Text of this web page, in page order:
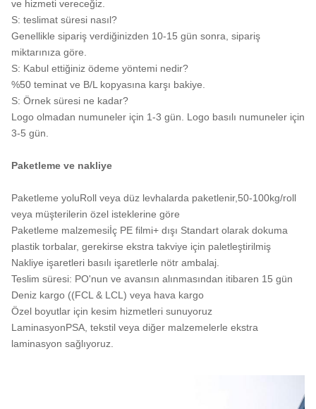
ve hizmeti vereceğiz.
S: teslimat süresi nasıl?
Genellikle sipariş verdiğinizden 10-15 gün sonra, sipariş
miktarınıza göre.
S: Kabul ettiğiniz ödeme yöntemi nedir?
%50 teminat ve B/L kopyasına karşı bakiye.
S: Örnek süresi ne kadar?
Logo olmadan numuneler için 1-3 gün. Logo basılı numuneler için
3-5 gün.
Paketleme ve nakliye
Paketleme yoluRoll veya düz levhalarda paketlenir,50-100kg/roll
veya müşterilerin özel isteklerine göre
Paketleme malzemesiİç PE filmi+ dışı Standart olarak dokuma
plastik torbalar, gerekirse ekstra takviye için paletleştirilmiş
Nakliye işaretleri basılı işaretlerle nötr ambalaj.
Teslim süresi: PO'nun ve avansın alınmasından itibaren 15 gün
Deniz kargo ((FCL & LCL) veya hava kargo
Özel boyutlar için kesim hizmetleri sunuyoruz
LaminasyonPSA, tekstil veya diğer malzemelerle ekstra
laminasyon sağlıyoruz.